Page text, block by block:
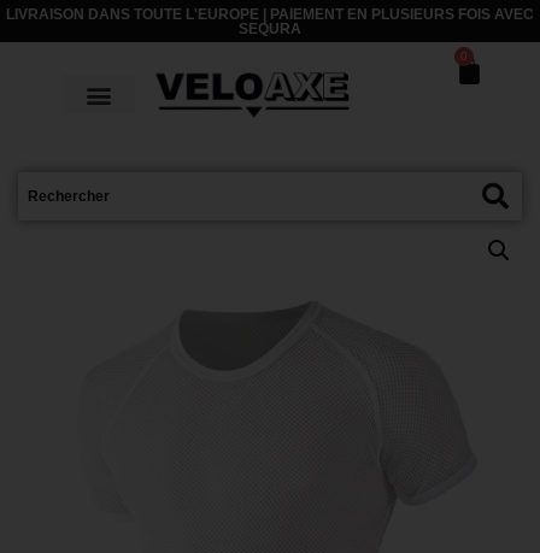
LIVRAISON DANS TOUTE L'EUROPE | PAIEMENT EN PLUSIEURS FOIS AVEC
SEQURA
0